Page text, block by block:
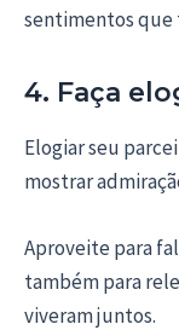
sentimentos que
4. Faça
Elogiar seu
mostrar
Aproveite para
também para
viveram juntos.